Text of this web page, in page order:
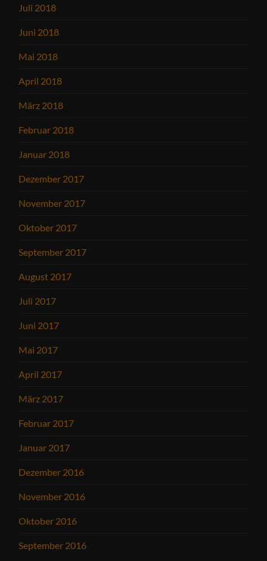
Juli 2018
Juni 2018
Mai 2018
April 2018
März 2018
Februar 2018
Januar 2018
Dezember 2017
November 2017
Oktober 2017
September 2017
August 2017
Juli 2017
Juni 2017
Mai 2017
April 2017
März 2017
Februar 2017
Januar 2017
Dezember 2016
November 2016
Oktober 2016
September 2016